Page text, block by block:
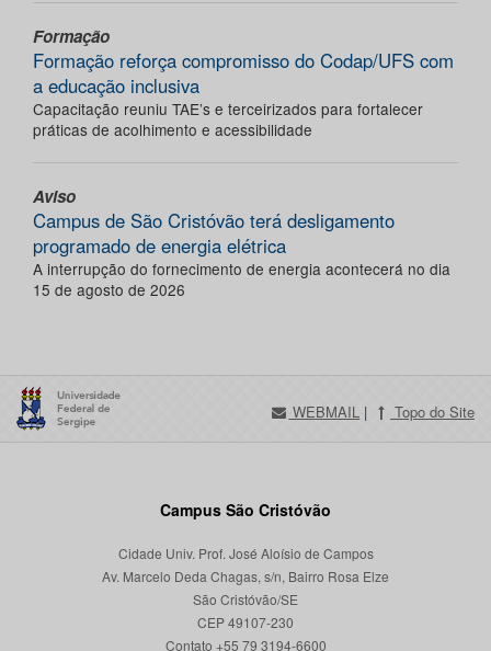
Formação
Formação reforça compromisso do Codap/UFS com
a educação inclusiva
Capacitação reuniu TAE’s e terceirizados para fortalecer
práticas de acolhimento e acessibilidade
Aviso
Campus de São Cristóvão terá desligamento
programado de energia elétrica
A interrupção do fornecimento de energia acontecerá no dia
15 de agosto de 2026
WEBMAIL | Topo do Site
Campus São Cristóvão
Cidade Univ. Prof. José Aloísio de Campos
Av. Marcelo Deda Chagas, s/n, Bairro Rosa Elze
São Cristóvão/SE
CEP 49107-230